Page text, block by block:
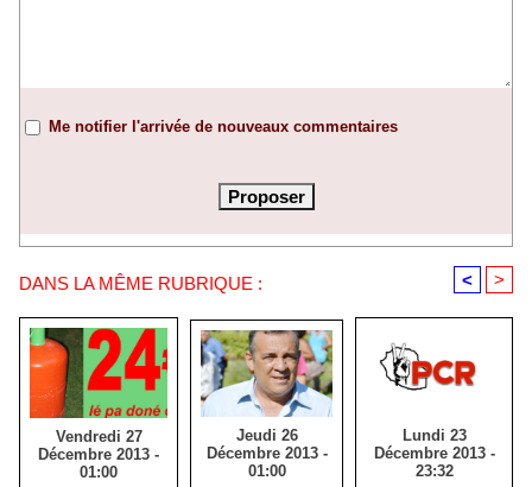
Me notifier l'arrivée de nouveaux commentaires
DANS LA MÊME RUBRIQUE : < >
Vendredi 27
Décembre 2013 -
01:00
Jeudi 26
Décembre 2013 -
01:00
Lundi 23
Décembre 2013 -
23:32